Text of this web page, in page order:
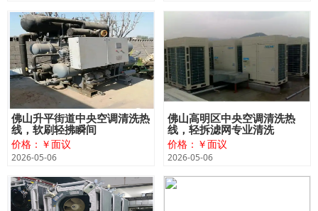
佛山升平街道中央空调清洗热
线，软刷轻拂瞬间
价格：￥面议
2026-05-06
佛山高明区中央空调清洗热
线，轻拆滤网专业清洗
价格：￥面议
2026-05-06